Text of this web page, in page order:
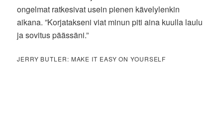
ongelmat ratkesivat usein pienen kävelylenkin
aikana. ”Korjatakseni viat minun piti aina kuulla laulu
ja sovitus päässäni.”
JERRY BUTLER: MAKE IT EASY ON YOURSELF